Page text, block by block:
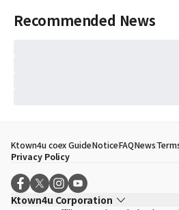
Recommended News
Ktown4u coex GuideNoticeFAQNews
Privacy Policy
Ktown4u Corporation